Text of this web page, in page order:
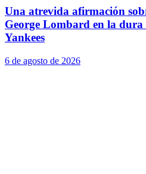
Una atrevida afirmación
George Lombard en la dura
Yankees
6 de agosto de 2026